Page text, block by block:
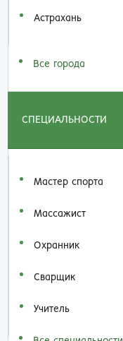
Астрахань
Все города
СПЕЦИАЛЬНОСТИ
Мастер спорта
Массажист
Охранник
Сварщик
Учитель